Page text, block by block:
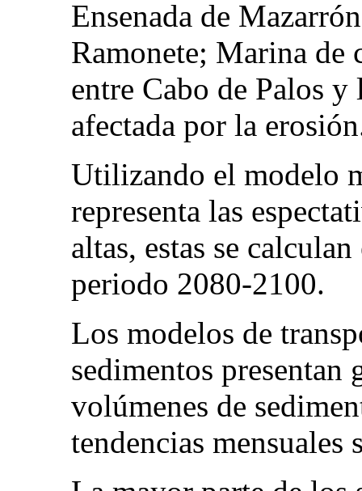
Ensenada de
Ramonete; Marina de
entre Cabo de Palos y
afectada por la
Utilizando el modelo
representa las
altas, estas se
periodo 2080-2100.
Los modelos de
sedimentos presentan
volúmenes de
tendencias mensuales